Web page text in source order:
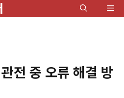
메
전 중 오류 해결 방